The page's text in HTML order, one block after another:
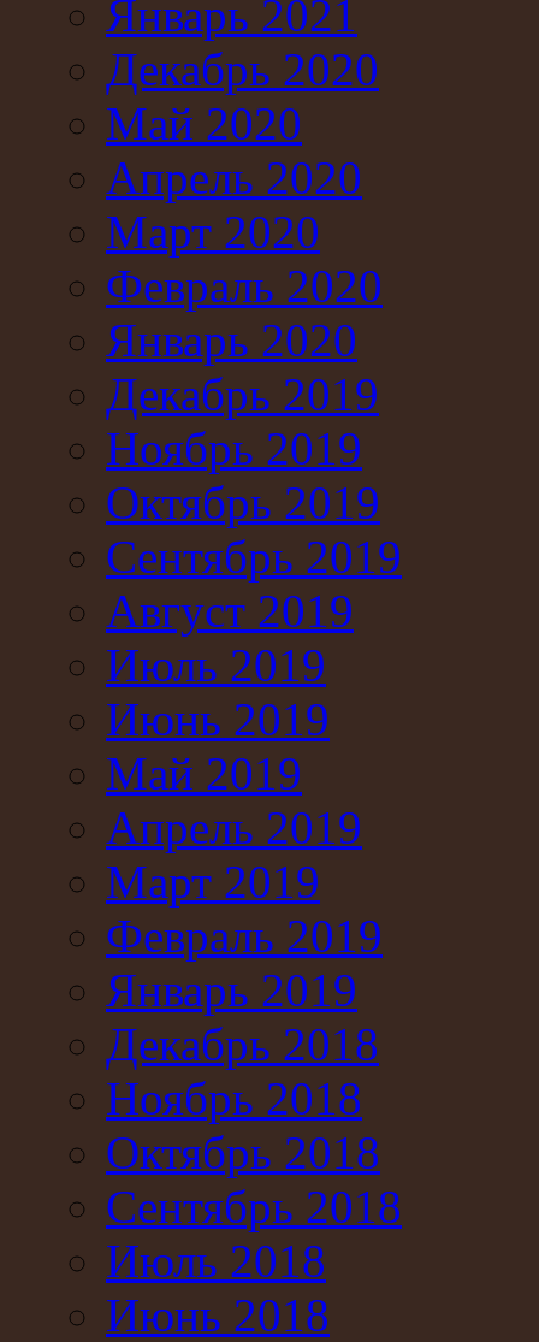
Январь 2021
Декабрь 2020
Май 2020
Апрель 2020
Март 2020
Февраль 2020
Январь 2020
Декабрь 2019
Ноябрь 2019
Октябрь 2019
Сентябрь 2019
Август 2019
Июль 2019
Июнь 2019
Май 2019
Апрель 2019
Март 2019
Февраль 2019
Январь 2019
Декабрь 2018
Ноябрь 2018
Октябрь 2018
Сентябрь 2018
Июль 2018
Июнь 2018